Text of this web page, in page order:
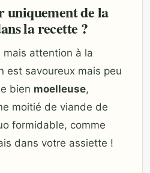
uniquement de la
la recette ?
mais attention à la
est savoureux mais peu
bien moelleuse,
moitié de viande de
formidable, comme
dans votre assiette !